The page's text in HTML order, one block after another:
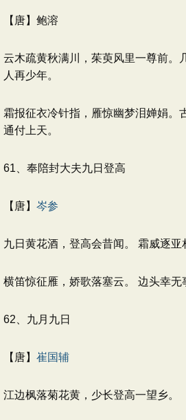
【唐】鲍溶
云木疏黄秋满川，茱萸风里一尊前。
人再少年。
霜报征衣冷针指，雁惊幽梦泪婵娟。
通付上天。
61、奉陪封大夫九日登高
【唐】 岑参
九日黄花酒，登高会昔闻。 霜威逐亚
横笛惊征雁，娇歌落塞云。 边头幸无
62、九月九日
【唐】 崔国辅
江边枫落菊花黄，少长登高一望乡。